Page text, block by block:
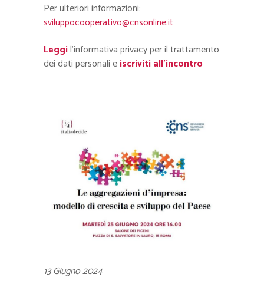
Per ulteriori informazioni:
sviluppocooperativo@cnsonline.it
Leggil’informativa privacy per il trattamento
dei dati personali eiscriviti all’incontro
13 Giugno 2024